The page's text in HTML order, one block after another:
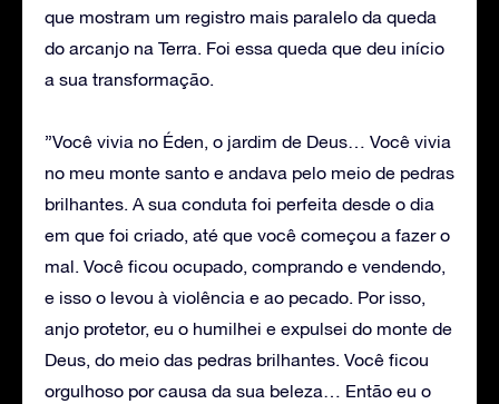
que mostram um registro mais paralelo da queda
do arcanjo na Terra. Foi essa queda que deu início
a sua transformação.
”Você vivia no Éden, o jardim de Deus… Você vivia
no meu monte santo e andava pelo meio de pedras
brilhantes. A sua conduta foi perfeita desde o dia
em que foi criado, até que você começou a fazer o
mal. Você ficou ocupado, comprando e vendendo,
e isso o levou à violência e ao pecado. Por isso,
anjo protetor, eu o humilhei e expulsei do monte de
Deus, do meio das pedras brilhantes. Você ficou
orgulhoso por causa da sua beleza… Então eu o